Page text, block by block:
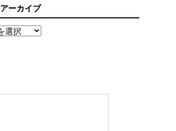
アーカイブ